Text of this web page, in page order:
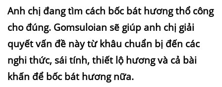
Anh chị đang tìm cách bốc bát hương thổ công
cho đúng. Gomsuloian sẽ giúp anh chị giải
quyết vấn đề này từ khâu chuẩn bị đến các
nghi thức, sái tính, thiết lộ hương và cả bài
khấn để bốc bát hương nữa.